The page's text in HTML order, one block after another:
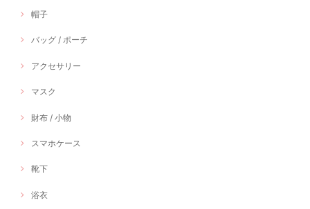
帽子
バッグ / ポーチ
アクセサリー
マスク
財布 / 小物
スマホケース
靴下
浴衣